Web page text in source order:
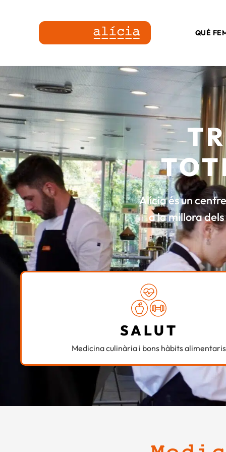
QUÈ
Alícia és un
a la millora
SALUT
Medicina culinària i bons hàbits alimentaris